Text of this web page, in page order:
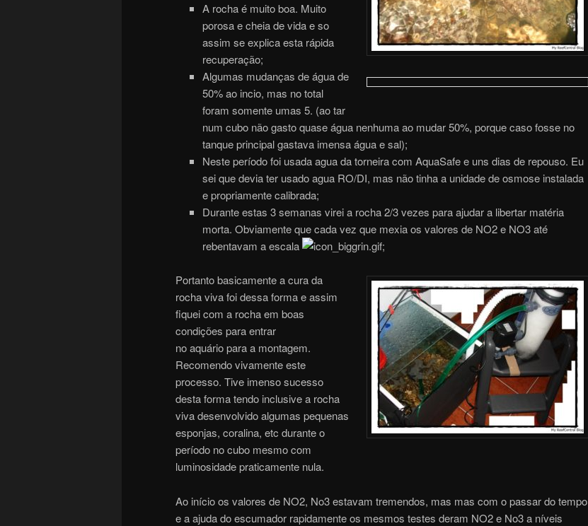
A rocha é muito boa. Muito
porosa e cheia de vida e so
assim se explica esta rápida
recuperação;
Algumas mudanças de água de
50% ao incio, mas no total
foram somente umas 5. (ao tar
num cubo não gasto quase água nenhuma ao mudar 50%, porque caso fosse no
tanque principal gastava imensa água e sal);
Neste período foi usada agua da torneira com AquaSafe e uns dias de repouso. Eu
sei que devia ter usado agua RO/DI, mas não tinha a unidade de osmose instalada
e propriamente calibrada;
Durante estas 3 semanas virei a rocha 2/3 vezes para ajudar a libertar matéria
morta. Obviamente que cada vez que mexia os valores de NO2 e NO3 até
rebentavam a escala
;
Portanto basicamente a cura da
rocha viva foi dessa forma e assim
fiquei com a rocha em boas
condições para entrar
no aquário para a montagem.
Recomendo vivamente este
processo. Tive imenso sucesso
desta forma tendo inclusive a rocha
viva desenvolvido algumas pequenas
esponjas, coralina, etc durante o
período no cubo mesmo com
luminosidade praticamente nula.
Ao início os valores de NO2, No3 estavam tremendos, mas mas com o passar do tempo
e a ajuda do escumador rapidamente os mesmos testes deram NO2 e No3 a níveis